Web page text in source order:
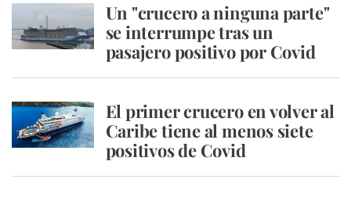
Un "crucero a ninguna parte"
se interrumpe tras un
pasajero positivo por Covid
El primer crucero en volver al
Caribe tiene al menos siete
positivos de Covid